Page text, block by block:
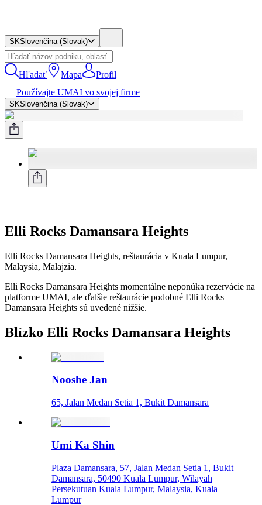
SKSlovenčina (Slovak)
Hľadať Mapa
Profil
Používajte UMAI vo svojej firme
SKSlovenčina (Slovak)
Elli Rocks Damansara Heights
Elli Rocks Damansara Heights, reštaurácia v Kuala Lumpur,
Malaysia, Malajzia.
Elli Rocks Damansara Heights momentálne neponúka rezervácie na
platforme UMAI, ale ďalšie reštaurácie podobné Elli Rocks
Damansara Heights sú uvedené nižšie.
Blízko Elli Rocks Damansara Heights
Nooshe Jan
65, Jalan Medan Setia 1, Bukit Damansara
Umi Ka Shin
Plaza Damansara, 57, Jalan Medan Setia 1, Bukit
Damansara, 50490 Kuala Lumpur, Wilayah
Persekutuan Kuala Lumpur, Malaysia, Kuala
Lumpur